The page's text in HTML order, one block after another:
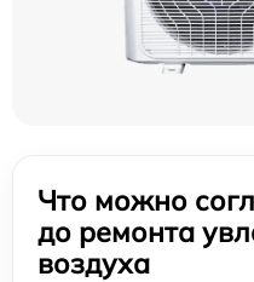
Что можно
до ремонта
воздуха